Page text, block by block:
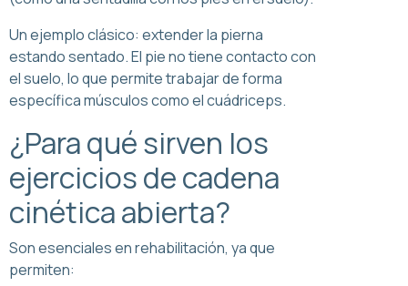
Un ejemplo clásico: extender la pierna
estando sentado. El pie no tiene contacto con
el suelo, lo que permite trabajar de forma
específica músculos como el cuádriceps.
¿Para qué sirven los
ejercicios de cadena
cinética abierta?
Son esenciales en rehabilitación, ya que
permiten: